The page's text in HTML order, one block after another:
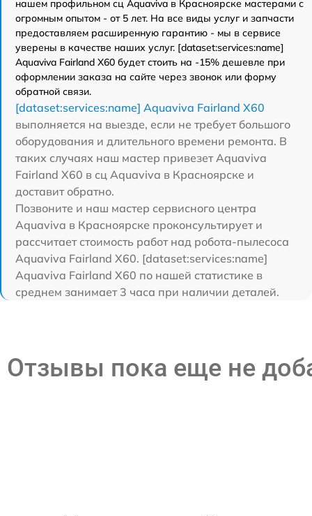
нашем профильном сц Aquaviva в Красноярске мастерами с
огромным опытом - от 5 лет. На все виды услуг и запчасти
предоставляем расширенную гарантию - мы в сервисе
уверены в качестве наших услуг. [dataset:services:name]
Aquaviva Fairland X60 будет стоить на -15% дешевле при
оформлении заказа на сайте через звонок или форму
обратной связи.
[dataset:services:name] Aquaviva Fairland X60
выполняется на выезде, если не требует большого
оборудования и длительного времени ремонта. В
таких случаях наш мастер привезет Aquaviva
Fairland X60 в сц Aquaviva в Красноярске и
доставит обратно.
Позвоните и наш мастер сервисного центра
Aquaviva в Красноярске проконсультирует и
рассчитает стоимость работ над робота-пылесоса
Aquaviva Fairland X60. [dataset:services:name]
Aquaviva Fairland X60 по нашей статистике в
среднем занимает 3 часа при наличии деталей.
Отзывы пока еще не